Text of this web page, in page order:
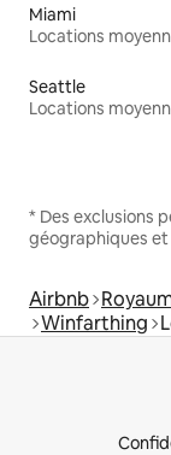
Miami
Seattle
* Des exclusions
géographiques
Airbnb
Winfarthing